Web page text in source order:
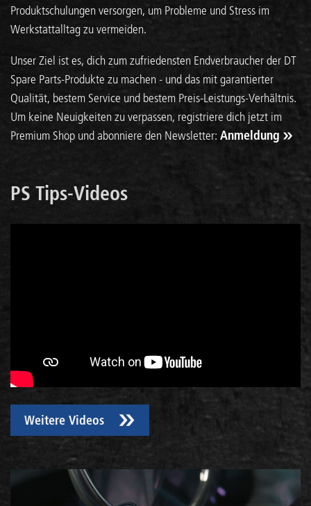
Produktschulungen versorgen, um Probleme und Stress im
Werkstattalltag zu vermeiden.
Unser Ziel ist es, dich zum zufriedensten Endverbraucher der DT
Spare Parts-Produkte zu machen - und das mit garantierter
Qualität, bestem Service und bestem Preis-Leistungs-Verhältnis.
Um keine Neuigkeiten zu verpassen, registriere dich jetzt im
Premium Shop und abonniere den Newsletter: Anmeldung
PS Tips-Videos
Weitere Videos